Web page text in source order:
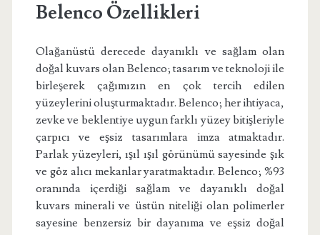
Belenco Özellikleri
Olağanüstü derecede dayanıklı ve sağlam olan
doğal kuvars olan Belenco; tasarım ve teknoloji ile
birleşerek çağımızın en çok tercih edilen
yüzeylerini oluşturmaktadır. Belenco; her ihtiyaca,
zevke ve beklentiye uygun farklı yüzey bitişleriyle
çarpıcı ve eşsiz tasarımlara imza atmaktadır.
Parlak yüzeyleri, ışıl ışıl görünümü sayesinde şık
ve göz alıcı mekanlar yaratmaktadır. Belenco; %93
oranında içerdiği sağlam ve dayanıklı doğal
kuvars minerali ve üstün niteliği olan polimerler
sayesine benzersiz bir dayanıma ve eşsiz doğal